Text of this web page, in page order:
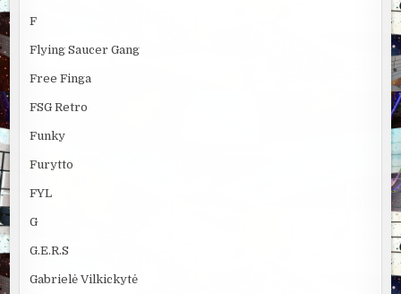
F
Flying Saucer Gang
Free Finga
FSG Retro
Funky
Furytto
FYL
G
G.E.R.S
Gabrielė Vilkickytė